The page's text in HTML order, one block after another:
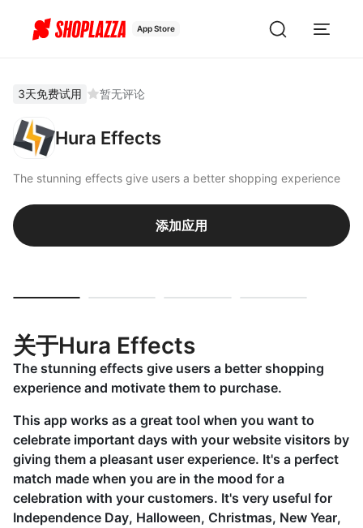
App Store
3天免费试用 暂无评论
Hura Effects
The stunning effects give users a better shopping experience
添加应用
关于Hura Effects
The stunning effects give users a better shopping
experience and motivate them to purchase.
This app works as a great tool when you want to
celebrate important days with your website visitors by
giving them a pleasant user experience. It's a perfect
match made when you are in the mood for a
celebration with your customers. It's very useful for
Independence Day, Halloween, Christmas, New Year,